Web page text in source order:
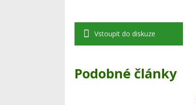
Vstoupit do diskuze
Podobné články